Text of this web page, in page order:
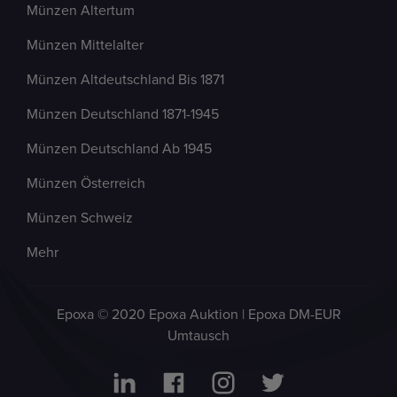
Münzen Altertum
Münzen Mittelalter
Münzen Altdeutschland Bis 1871
Münzen Deutschland 1871-1945
Münzen Deutschland Ab 1945
Münzen Österreich
Münzen Schweiz
Mehr
Epoxa © 2020 Epoxa Auktion | Epoxa DM-EUR
Umtausch